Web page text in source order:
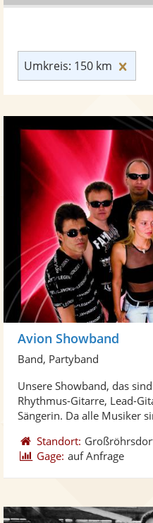
Umkreis: 150 km
Avion Showband
Band, Partyband
Unsere Showband, das
Rhythmus-Gitarre, Lead-
Sängerin. Da alle Musiker
Standort:
Gage: auf Anfrage